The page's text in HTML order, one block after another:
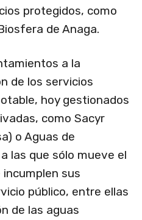
protegidos, como
de Anaga.
a la
de los servicios
hoy gestionados
como Sacyr
o Aguas de
las que sólo mueve el
sus
público, entre ellas
de las aguas